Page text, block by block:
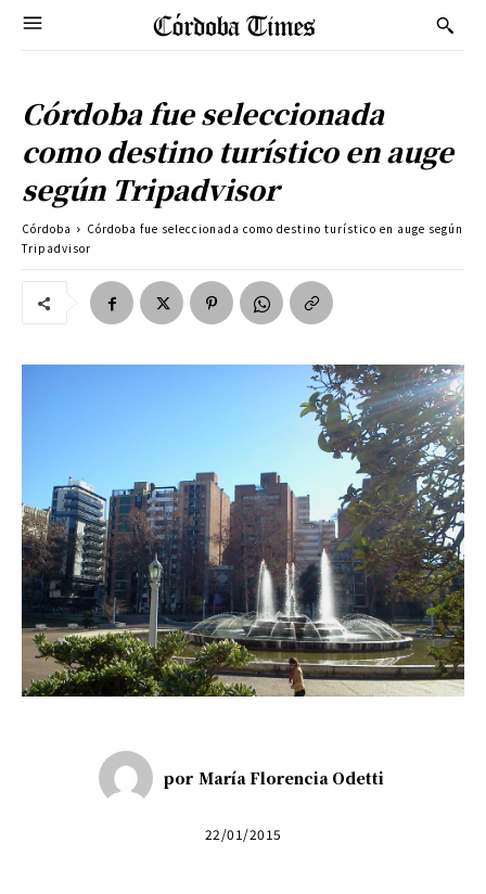
Córdoba fue seleccionada
como destino turístico en auge
según Tripadvisor
Córdoba
Córdoba fue seleccionada como destino turístico en auge según
Tripadvisor
por María Florencia Odetti
22/01/2015